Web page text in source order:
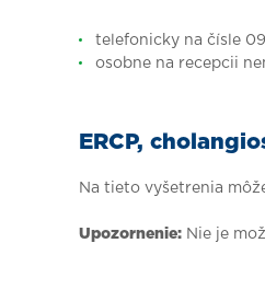
telefonicky na čísle
osobne na recepcii
ERCP,
Na tieto vyšetrenia
Upozornenie: Nie je